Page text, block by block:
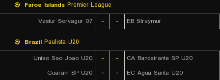
Faroe Islands Premier League
07 Vestur Sorvagur
- - EB Streymur
Brazil Paulista U20
Uniao Sao Joao U20
- -
CA Bandeirante SP U20
Guarani SP U20
- -
EC Agua Santa U20